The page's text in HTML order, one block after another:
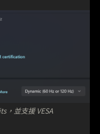
，並支援 VESA